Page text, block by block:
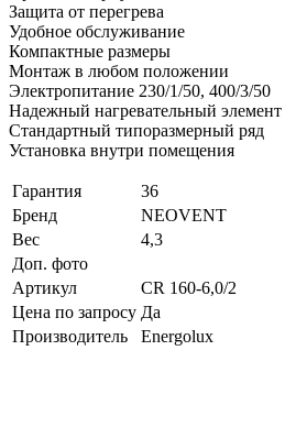
Защита от перегрева
Удобное обслуживание
Компактные размеры
Монтаж в любом положении
Электропитание 230/1/50, 400/3/50
Надежный нагревательный элемент
Стандартный типоразмерный ряд
Установка внутри помещения
Гарантия
36
Бренд
NEOVENT
Вес
4,3
Доп. фото
Артикул
CR 160-6,0/2
Цена по запросу Да
Производитель
Energolux